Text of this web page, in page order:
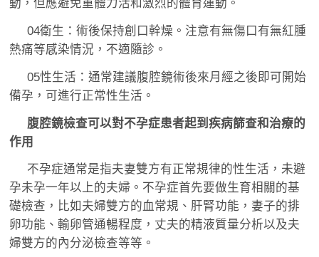
動，但應避免重體力活和激烈的體育運動。
04衛生：術後保持創口幹燥。注意有無傷口有無紅腫
熱痛等感染情況，不適隨診。
05性生活：通常建議腹腔鏡術後來月經之後即可開始
備孕，可進行正常性生活。
腹腔鏡檢查可以對不孕症患者起到疾病篩查和治療的
作用
不孕症通常是指夫妻雙方有正常規律的性生活，未避
孕未孕一年以上的夫婦。不孕症首先要做生育相關的基
礎檢查，比如夫婦雙方的血常規、肝腎功能，妻子的排
卵功能、輸卵管通暢程度，丈夫的精液質量分析以及夫
婦雙方的內分泌檢查等等。